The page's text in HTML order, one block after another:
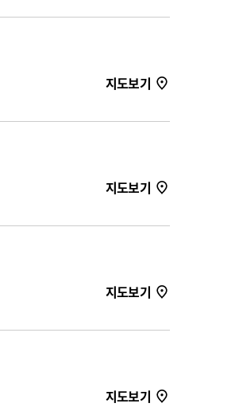
지도보기
지도보기
지도보기
지도보기